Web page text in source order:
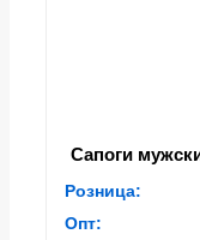
Сапоги
Розница:
Опт: